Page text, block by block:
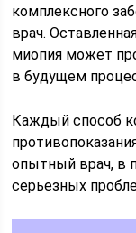
комплексного
врач.
миопия может
в будущем
Каждый способ
опытный врач, в
серьезных